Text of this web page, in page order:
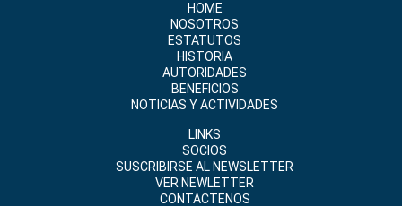
HOME
NOSOTROS
ESTATUTOS
HISTORIA
AUTORIDADES
BENEFICIOS
NOTICIAS Y ACTIVIDADES
LINKS
SOCIOS
SUSCRIBIRSE AL NEWSLETTER
VER NEWLETTER
CONTACTENOS